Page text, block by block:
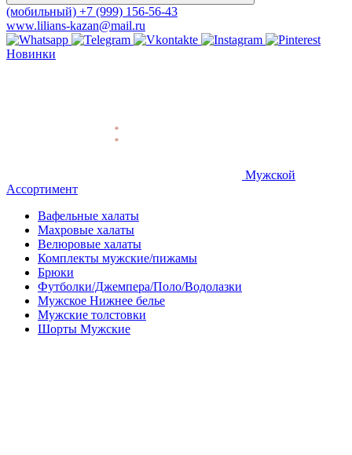
(мобильный) +7 (999) 156-56-43
www.lilians-kazan@mail.ru
Новинки
Мужской
Ассортимент
Вафельные халаты
Махровые халаты
Велюровые халаты
Комплекты мужские/пижамы
Брюки
Футболки/Джемпера/Поло/Водолазки
Мужское Нижнее белье
Мужские толстовки
Шорты Мужские